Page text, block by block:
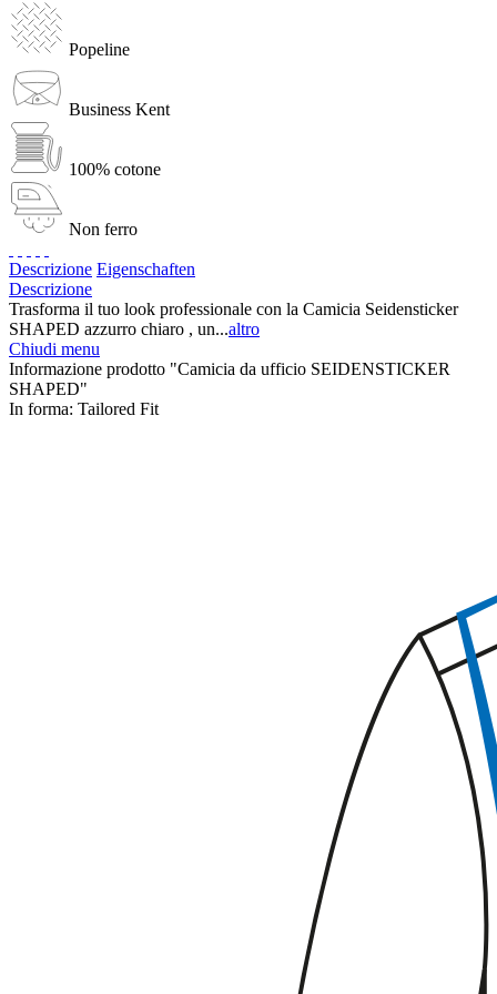
Popeline
Business Kent
100% cotone
Non ferro
Descrizione Eigenschaften
Descrizione
Trasforma il tuo look professionale con la Camicia Seidensticker
SHAPED azzurro chiaro , un...altro
Chiudi menu
Informazione prodotto "Camicia da ufficio SEIDENSTICKER
SHAPED"
In forma: Tailored Fit